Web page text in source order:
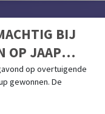
BIJ
OP JAAP
op overtuigende
gewonnen. De